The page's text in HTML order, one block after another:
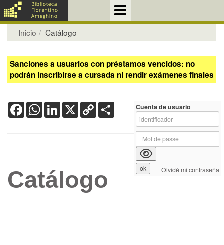
Inicio Catálogo
Sanciones a usuarios con préstamos vencidos: no
podrán inscribirse a cursada ni rendir exámenes finales
FacebookWhatsApp
LinkedIn
X Copy
Link
Catálogo
Cuenta de usuario
Olvidé mi contraseña